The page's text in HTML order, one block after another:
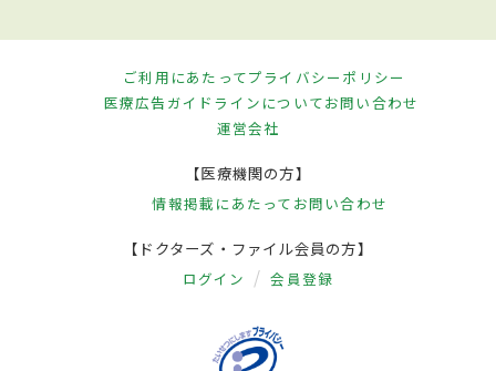
ご利用にあたってプライバシーポリシー
医療広告ガイドラインについてお問い合わせ
運営会社
【医療機関の方】
情報掲載にあたって お問い合わせ
【ドクターズ・ファイル会員の方】
ログイン 会員登録